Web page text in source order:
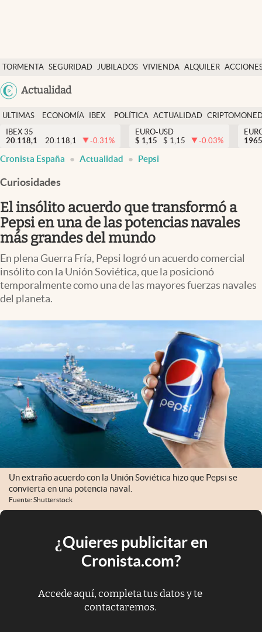
TORMENTA SEGURIDAD JUBILADOS VIVIENDA ALQUILER
Actualidad
Economía y finanzas
Política
Actualidad
Criptomonedas
España
ULTIMAS
NOTICIAS
ECONOMÍA
FINANZAS
IBEX
EURO
POLÍTICA ACTUALIDAD
IBEX 35
20.118,1
20.118,1 -0.31%
EURO-USD
$ 1,15 $ 1,15 -0.03%
Cronista España Actualidad Pepsi
Curiosidades
El insólito acuerdo que transformó a
Pepsi en una de las potencias navales
más grandes del mundo
En plena Guerra Fría, Pepsi logró un acuerdo comercial
insólito con la Unión Soviética, que la posicionó
temporalmente como una de las mayores fuerzas navales
del planeta.
Un extraño acuerdo con la Unión Soviética hizo que Pepsi se
convierta en una potencia naval.
Fuente: Shutterstock
¿Quieres publicitar en
Cronista.com?
Accede aquí, completa tus datos y te
contactaremos.